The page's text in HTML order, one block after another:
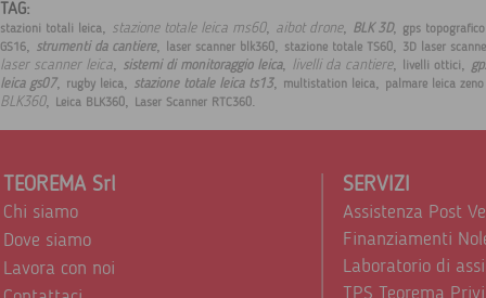
TAG:
stazioni totali leica, stazione totale leica ms60, aibot drone, BLK 3D, gps
GS16, strumenti da cantiere, laser scanner blk360, stazione totale TS60, 3D laser
laser scanner leica, sistemi di monitoraggio leica, livelli da cantiere, livelli ottici,
leica gs07, rugby leica, stazione totale leica ts13, multistation leica, palmare leica
BLK360, Leica BLK360, Laser Scanner RTC360.
TEOREMA Srl
Chi siamo
Dove siamo
Lavora con noi
SERVIZI
Assistenza Post
Finanziamenti
Laboratorio di
TPS Teorema